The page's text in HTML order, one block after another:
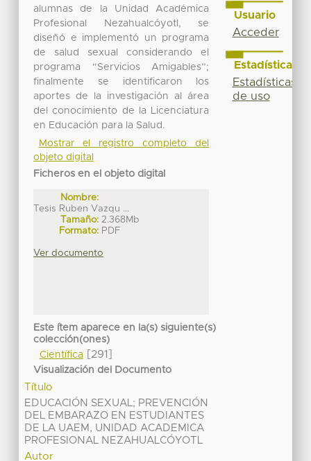
alumnas de la Unidad Académica
Profesional Nezahualcóyotl, se
diseñó e implementó un programa
de salud sexual considerando el
programa “Servicios Amigables”;
finalmente se identificaron los
aportes de la investigación al área
del conocimiento de la Licenciatura
en Educación para la Salud.
Mostrar el registro completo del
objeto digital
Ficheros en el objeto digital
Nombre:
Tesis Ruben Vazqu ...
Tamaño: 2.368Mb
Formato: PDF
Ver documento
Este ítem aparece en la(s) siguiente(s)
colección(ones)
Científica[291]
Visualización del Documento
Título
EDUCACIÓN SEXUAL; PREVENCIÓN
DEL EMBARAZO EN ESTUDIANTES
DE LA UAEM, UNIDAD ACADEMICA
PROFESIONAL NEZAHUALCÓYOTL
Autor
Usuario
Acceder
Estadísticas
Estadísticas
de uso